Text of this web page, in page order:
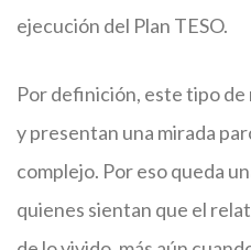
ejecución del Plan TESO.
Por definición, este tipo
y presentan una mirada
complejo. Por eso queda
quienes sientan que el